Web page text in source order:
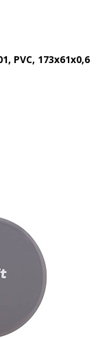
PVC, 173x61x0,6